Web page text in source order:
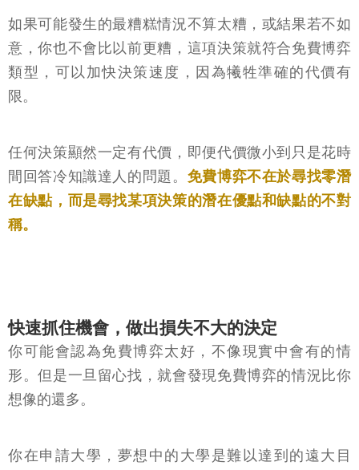
如果可能發生的最糟糕情況不算太糟，或結果若不如
意，你也不會比以前更糟，這項決策就符合免費博弈
類型，可以加快決策速度，因為犧牲準確的代價有
限。
任何決策顯然一定有代價，即便代價微小到只是花時
間回答冷知識達人的問題。 免費博弈不在於尋找零潛
在缺點，而是尋找某項決策的潛在優點和缺點的不對
稱。
快速抓住機會，做出損失不大的決定
你可能會認為免費博弈太好，不像現實中會有的情
形。但是一旦留心找，就會發現免費博弈的情況比你
想像的還多。
你在申請大學，夢想中的大學是難以達到的遠大目